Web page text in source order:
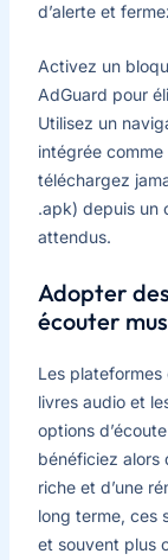
d’alerte et
Activez un
AdGuard pour
Utilisez un
intégrée
téléchargez
.apk) depuis un
attendus.
Adopter
écouter
Les
livres audio et
options
bénéficiez alors
riche et d’une
long terme, ces
et souvent plus